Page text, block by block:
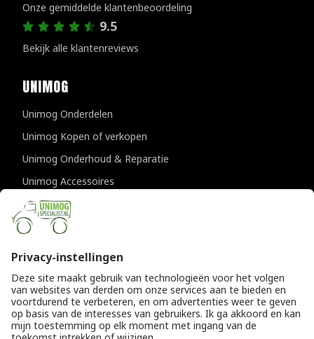
Onze gemiddelde klantenbeoordeling
9.5
Bekijk alle klantenreviews
UNIMOG
Unimog Onderdelen
Unimog Kopen of verkopen
Unimog Onderhoud & Reparatie
Unimog Accessoires
Unimog APK-keuringen
CONTACTGEGEVENS
Unimogspecialist
5334 JK Velddriel
T0418 632073